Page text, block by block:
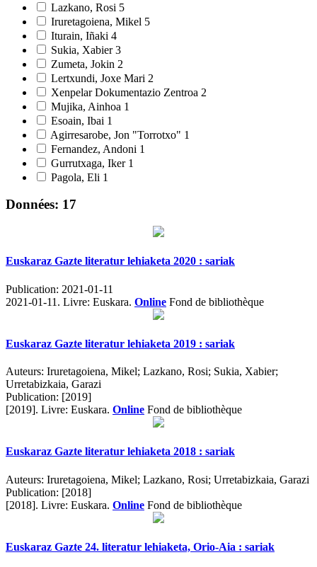
Lazkano, Rosi 5
Iruretagoiena, Mikel 5
Iturain, Iñaki 4
Sukia, Xabier3
Zumeta, Jokin 2
Lertxundi, Joxe Mari 2
Xenpelar Dokumentazio Zentroa 2
Mujika, Ainhoa 1
Esoain, Ibai 1
Agirresarobe, Jon "Torrotxo" 1
Fernandez, Andoni 1
Gurrutxaga, Iker 1
Pagola, Eli 1
Données: 17
Euskaraz Gazte literatur lehiaketa 2020 : sariak
Publication: 2021-01-11
2021-01-11. Livre: Euskara. Online Fond de bibliothèque
Euskaraz Gazte literatur lehiaketa 2019 : sariak
Auteurs: Iruretagoiena, Mikel; Lazkano, Rosi; Sukia, Xabier;
Urretabizkaia, Garazi
Publication: [2019]
[2019]. Livre: Euskara. Online Fond de bibliothèque
Euskaraz Gazte literatur lehiaketa 2018 : sariak
Auteurs: Iruretagoiena, Mikel; Lazkano, Rosi; Urretabizkaia, Garazi
Publication: [2018]
[2018]. Livre: Euskara. Online Fond de bibliothèque
Euskaraz Gazte 24. literatur lehiaketa, Orio-Aia : sariak